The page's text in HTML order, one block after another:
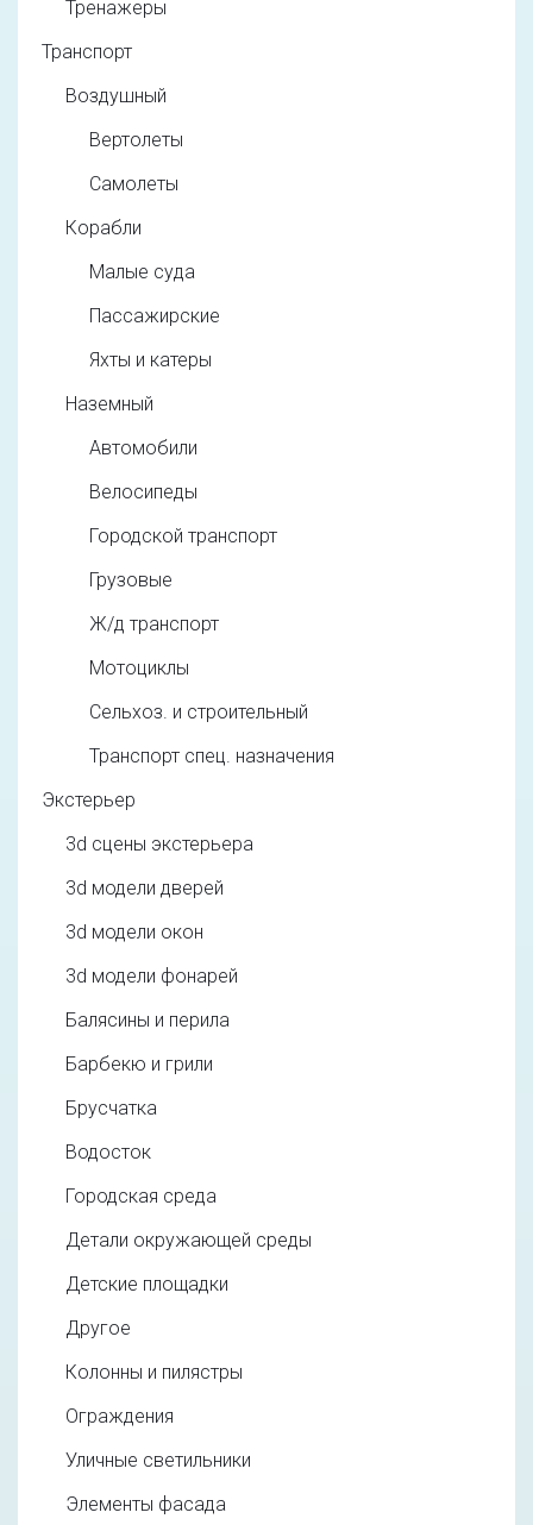
Тренажеры
Транспорт
Воздушный
Вертолеты
Самолеты
Корабли
Малые суда
Пассажирские
Яхты и катеры
Наземный
Автомобили
Велосипеды
Городской транспорт
Грузовые
Ж/д транспорт
Мотоциклы
Сельхоз. и строительный
Транспорт спец. назначения
Экстерьер
3d cцены экстерьера
3d модели дверей
3d модели окон
3d модели фонарей
Балясины и перила
Барбекю и грили
Брусчатка
Водосток
Городская среда
Детали окружающей среды
Детские площадки
Другое
Колонны и пилястры
Ограждения
Уличные светильники
Элементы фасада